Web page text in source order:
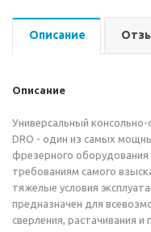
Описание
Описание
Универсальный
DRO - один из самых
фрезерного
требованиям самого
тяжелые условия
предназначен для
сверления, растачивания